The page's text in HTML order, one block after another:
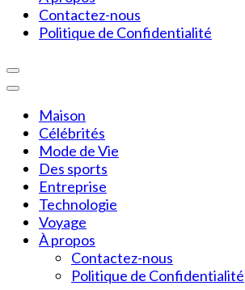
Contactez-nous
Politique de Confidentialité
Maison
Célébrités
Mode de Vie
Des sports
Entreprise
Technologie
Voyage
À propos
Contactez-nous
Politique de Confidentialité